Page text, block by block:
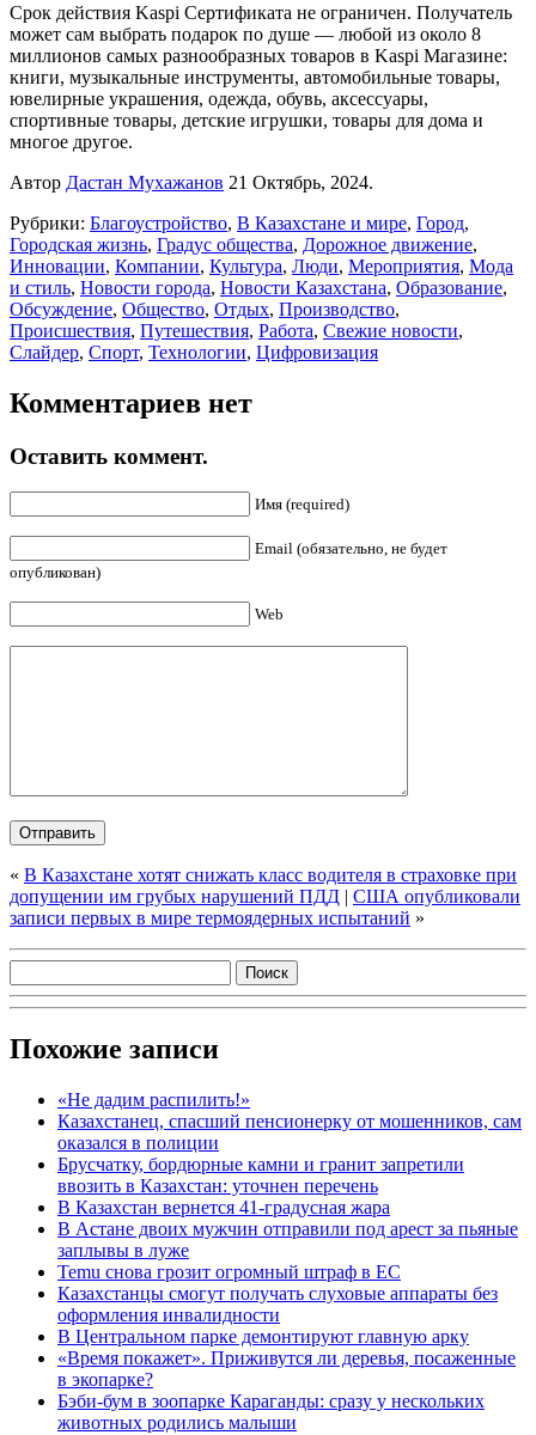
Срок действия Kaspi Сертификата не ограничен. Получатель
может сам выбрать подарок по душе — любой из около 8
миллионов самых разнообразных товаров в Kaspi Магазине:
книги, музыкальные инструменты, автомобильные товары,
ювелирные украшения, одежда, обувь, аксессуары,
спортивные товары, детские игрушки, товары для дома и
многое другое.
Автор Дастан Мухажанов 21 Октябрь, 2024.
Рубрики: Благоустройство, В Казахстане и мире, Город,
Городская жизнь, Градус общества, Дорожное движение,
Инновации, Компании, Культура, Люди, Мероприятия, Мода
и стиль, Новости города, Новости Казахстана, Образование,
Обсуждение, Общество, Отдых, Производство,
Происшествия, Путешествия, Работа, Свежие новости,
Слайдер, Спорт, Технологии, Цифровизация
Комментариев нет
Оставить коммент.
Имя (required)
Email (обязательно, не будет
опубликован)
Web
« В Казахстане хотят снижать класс водителя в страховке при
допущении им грубых нарушений ПДД | США опубликовали
записи первых в мире термоядерных испытаний »
Похожие записи
«Не дадим распилить!»
Казахстанец, спасший пенсионерку от мошенников, сам
оказался в полиции
Брусчатку, бордюрные камни и гранит запретили
ввозить в Казахстан: уточнен перечень
В Казахстан вернется 41-градусная жара
В Астане двоих мужчин отправили под арест за пьяные
заплывы в луже
Temu снова грозит огромный штраф в ЕС
Казахстанцы смогут получать слуховые аппараты без
оформления инвалидности
В Центральном парке демонтируют главную арку
«Время покажет». Приживутся ли деревья, посаженные
в экопарке?
Бэби-бум в зоопарке Караганды: сразу у нескольких
животных родились малыши